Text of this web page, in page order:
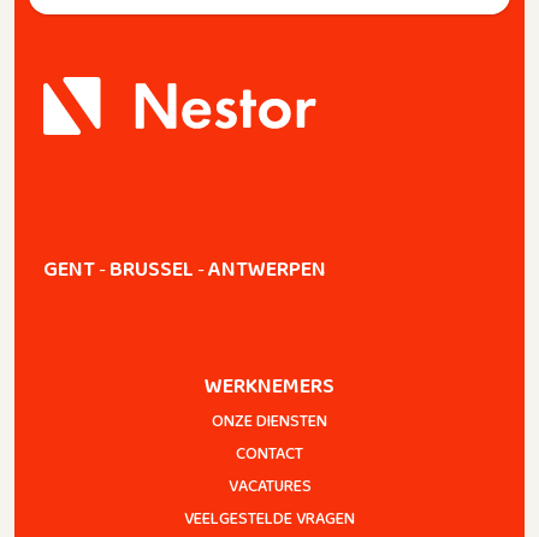
GENT-BRUSSEL-ANTWERPEN
WERKNEMERS
ONZE DIENSTEN
CONTACT
VACATURES
VEELGESTELDE VRAGEN